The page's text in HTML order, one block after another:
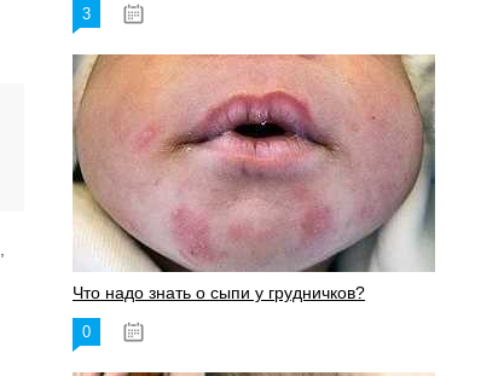
3
Что надо знать о сыпи у грудничков?
0